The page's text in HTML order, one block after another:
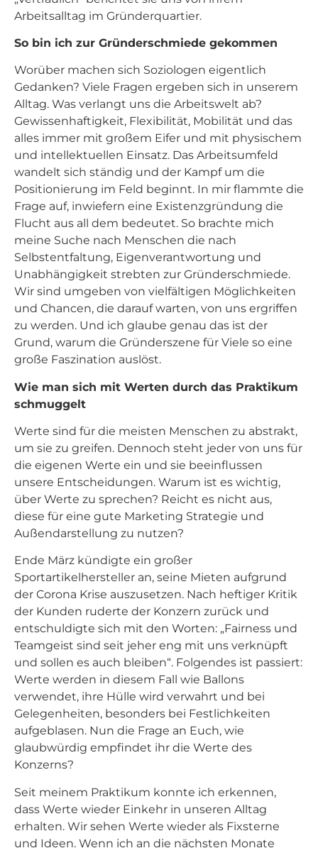
Arbeitsalltag im Gründerquartier.
So bin ich zur Gründerschmiede gekommen
Worüber machen sich Soziologen eigentlich
Gedanken? Viele Fragen ergeben sich in unserem
Alltag. Was verlangt uns die Arbeitswelt ab?
Gewissenhaftigkeit, Flexibilität, Mobilität und das
alles immer mit großem Eifer und mit physischem
und intellektuellen Einsatz. Das Arbeitsumfeld
wandelt sich ständig und der Kampf um die
Positionierung im Feld beginnt. In mir flammte die
Frage auf, inwiefern eine Existenzgründung die
Flucht aus all dem bedeutet. So brachte mich
meine Suche nach Menschen die nach
Selbstentfaltung, Eigenverantwortung und
Unabhängigkeit strebten zur Gründerschmiede.
Wir sind umgeben von vielfältigen Möglichkeiten
und Chancen, die darauf warten, von uns ergriffen
zu werden. Und ich glaube genau das ist der
Grund, warum die Gründerszene für Viele so eine
große Faszination auslöst.
Wie man sich mit Werten durch das Praktikum
schmuggelt
Werte sind für die meisten Menschen zu abstrakt,
um sie zu greifen. Dennoch steht jeder von uns für
die eigenen Werte ein und sie beeinflussen
unsere Entscheidungen. Warum ist es wichtig,
über Werte zu sprechen? Reicht es nicht aus,
diese für eine gute Marketing Strategie und
Außendarstellung zu nutzen?
Ende März kündigte ein großer
Sportartikelhersteller an, seine Mieten aufgrund
der Corona Krise auszusetzen. Nach heftiger Kritik
der Kunden ruderte der Konzern zurück und
entschuldigte sich mit den Worten: „Fairness und
Teamgeist sind seit jeher eng mit uns verknüpft
und sollen es auch bleiben“. Folgendes ist passiert:
Werte werden in diesem Fall wie Ballons
verwendet, ihre Hülle wird verwahrt und bei
Gelegenheiten, besonders bei Festlichkeiten
aufgeblasen. Nun die Frage an Euch, wie
glaubwürdig empfindet ihr die Werte des
Konzerns?
Seit meinem Praktikum konnte ich erkennen,
dass Werte wieder Einkehr in unseren Alltag
erhalten. Wir sehen Werte wieder als Fixsterne
und Ideen. Wenn ich an die nächsten Monate